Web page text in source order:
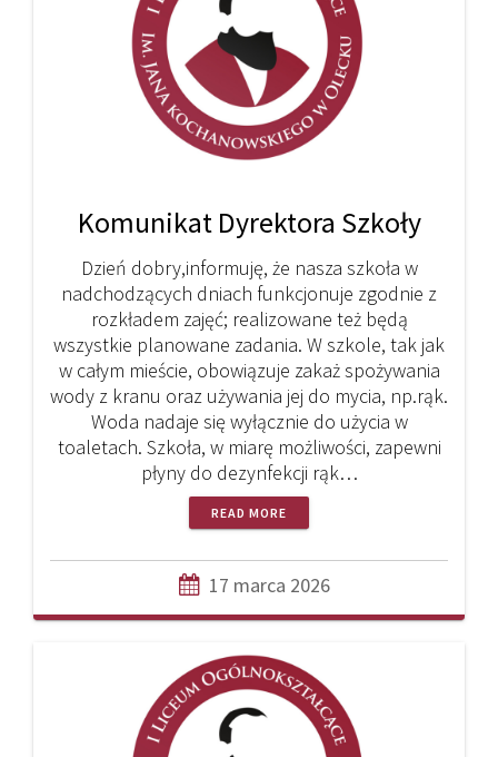
Komunikat Dyrektora Szkoły
Dzień dobry,informuję, że nasza szkoła w
nadchodzących dniach funkcjonuje zgodnie z
rozkładem zajęć; realizowane też będą
wszystkie planowane zadania. W szkole, tak jak
w całym mieście, obowiązuje zakaż spożywania
wody z kranu oraz używania jej do mycia, np.rąk.
Woda nadaje się wyłącznie do użycia w
toaletach. Szkoła, w miarę możliwości, zapewni
płyny do dezynfekcji rąk…
READ MORE
17 marca 2026